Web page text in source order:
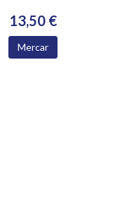
13,50 €
Mercar